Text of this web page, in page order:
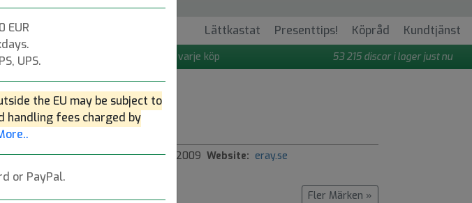
EUR
UPS.
the EU may be subject to
handling fees charged by
or PayPal.
Lättkastat Presenttips! Köpråd Kundtjänst
över 149 EUR Bonuspoäng på varje köp 53 215 discar i lager just nu
E-RaY
Located:Stockholm, SEFounded: 2009 Website: eray.se
Mer om E-RaY
Fler Märken »